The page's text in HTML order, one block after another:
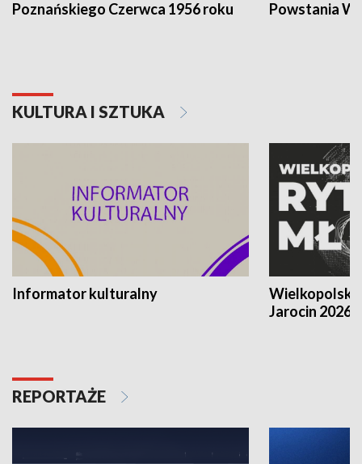
Poznańskiego Czerwca 1956 roku
Powstania
KULTURA I SZTUKA
Informator kulturalny
Jarocin 2026
REPORTAŻE